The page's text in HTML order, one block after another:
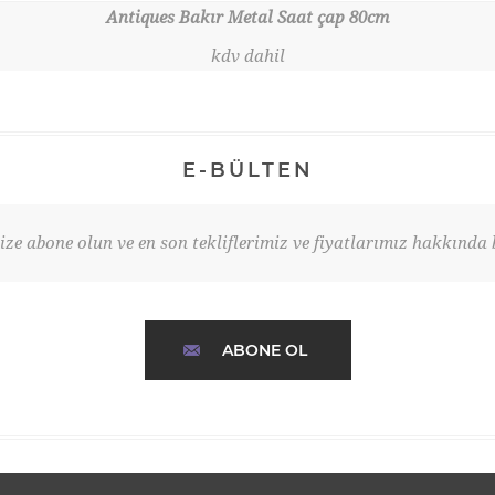
Antiques Bakır Metal Saat çap 80cm
kdv dahil
E-BÜLTEN
abone olun ve en son tekliflerimiz ve fiyatlarımız hakkında
ABONE OL